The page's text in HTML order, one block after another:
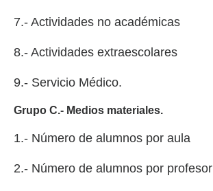
7.- Actividades no académicas
8.- Actividades extraescolares
9.- Servicio Médico.
Grupo C.- Medios materiales.
1.- Número de alumnos por aula
2.- Número de alumnos por profesor